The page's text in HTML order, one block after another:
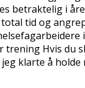
betraktelig i
tid og
Hvis
klarte å